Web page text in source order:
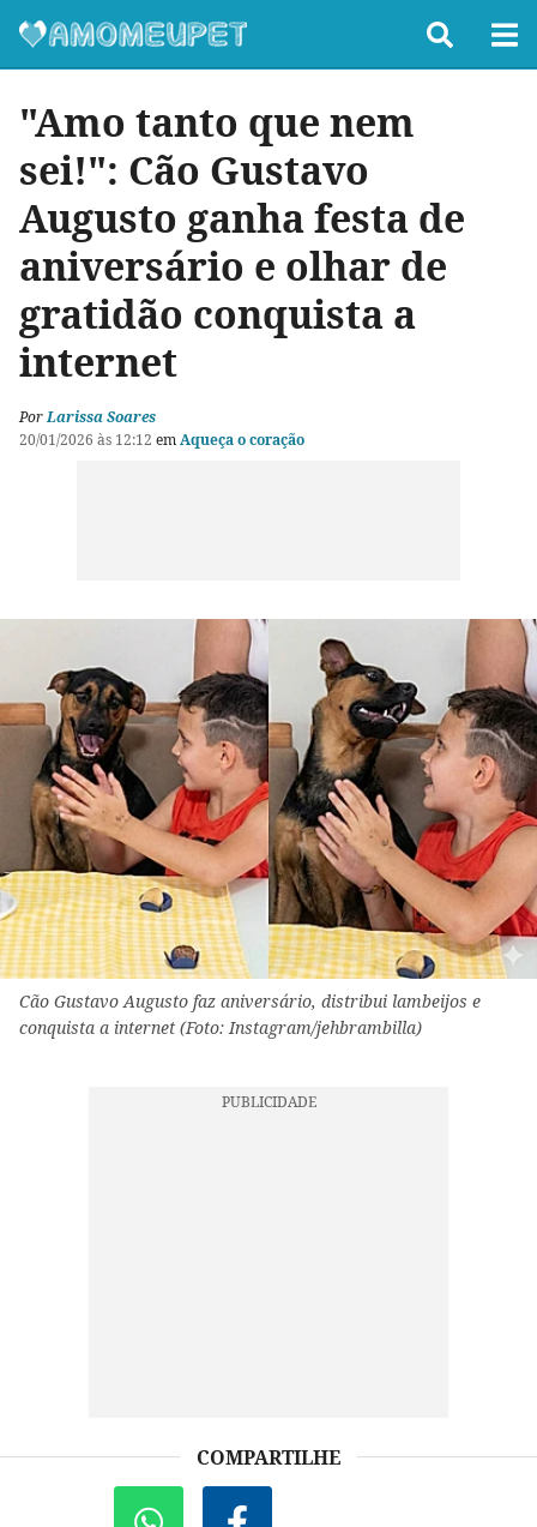
"Amo tanto que nem
sei!": Cão Gustavo
Augusto ganha festa de
aniversário e olhar de
gratidão conquista a
internet
PorLarissa Soares
20/01/2026 às 12:12 emAqueça o coração
Cão Gustavo Augusto faz aniversário, distribui lambeijos e
conquista a internet (Foto: Instagram/jehbrambilla)
COMPARTILHE